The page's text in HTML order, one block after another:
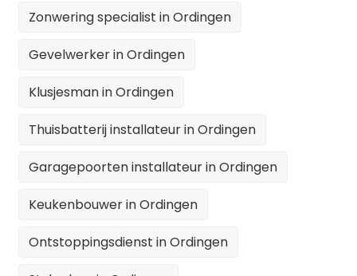
Zonwering specialist in Ordingen
Gevelwerker in Ordingen
Klusjesman in Ordingen
Thuisbatterij installateur in Ordingen
Garagepoorten installateur in Ordingen
Keukenbouwer in Ordingen
Ontstoppingsdienst in Ordingen